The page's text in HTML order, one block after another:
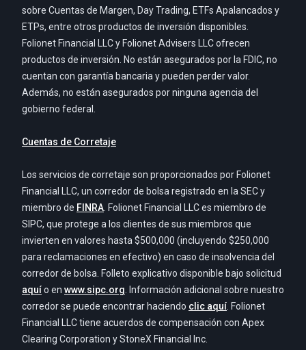
sobre Cuentas de Margen, Day Trading, ETFs Apalancados y
ETPs, entre otros productos de inversión disponibles.
Folionet Financial LLC y Folionet Advisers LLC ofrecen
productos de inversión. No están asegurados por la FDIC, no
cuentan con garantía bancaria y pueden perder valor.
Además, no están asegurados por ninguna agencia del
gobierno federal.
Cuentas de Corretaje
Los servicios de corretaje son proporcionados por Folionet
Financial LLC, un corredor de bolsa registrado en la SEC y
miembro de FINRA . Folionet Financial LLC es miembro de
SIPC, que protege a los clientes de sus miembros que
invierten en valores hasta $500,000 (incluyendo $250,000
para reclamaciones en efectivo) en caso de insolvencia del
corredor de bolsa. Folleto explicativo disponible bajo solicitud
aquío en www.sipc.org . Información adicional sobre nuestro
corredor se puede encontrar haciendo clic aquí . Folionet
Financial LLC tiene acuerdos de compensación con Apex
Clearing Corporation y StoneX Financial Inc.